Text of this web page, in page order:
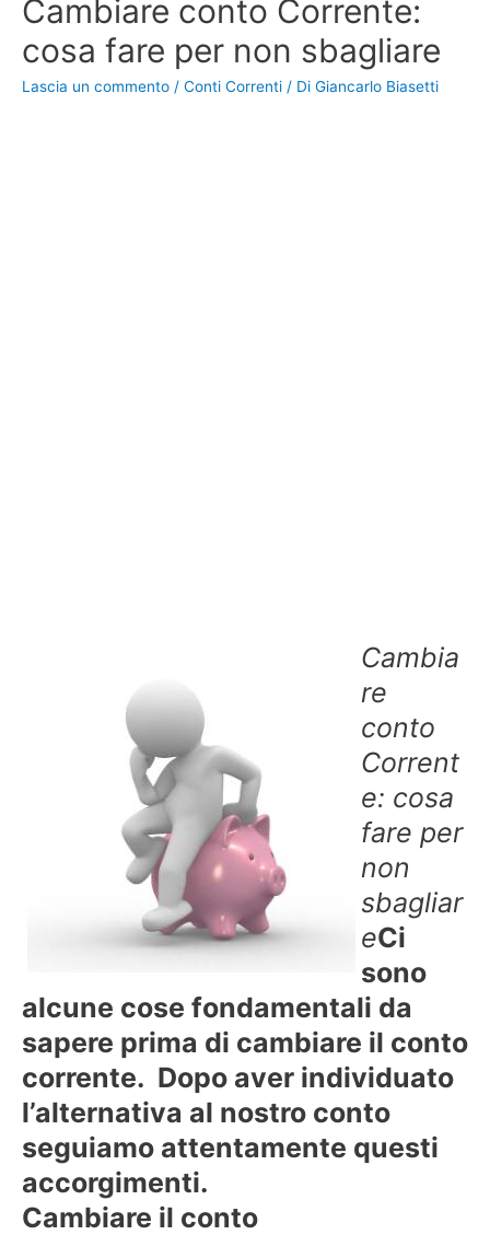
Cambiare conto Corrente:
cosa fare per non sbagliare
Lascia un commento / Conti Correnti / Di Giancarlo Biasetti
Cambia
re
conto
Corrent
e: cosa
fare per
non
sbagliar
eCi
sono
alcune cose fondamentali da
sapere prima di cambiare il conto
corrente. Dopo aver individuato
l’alternativa al nostro conto
seguiamo attentamente questi
accorgimenti.
Cambiare il conto